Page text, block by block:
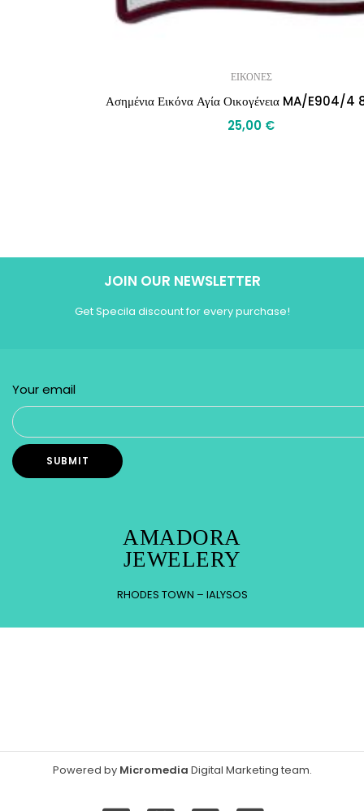
ΕΙΚΟΝΕΣ
Ασημένια Εικόνα Αγία Οικογένεια MA/E904/4
25,00 €
JOIN OUR NEWSLETTER
Get Specila discount for every purchase!
Your email
AMADORA
JEWELERY
RHODES TOWN – IALYSOS
Powered by Micromedia Digital Marketing team.